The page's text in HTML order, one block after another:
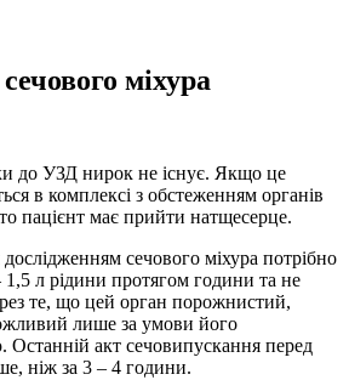
міхура
до УЗД нирок не існує. Якщо це
в комплексі з обстеженням органів
пацієнт має прийти натщесерце.
сечового міхура потрібно
л рідини протягом години та не
те, що цей орган порожнистий,
лише за умови його
Останній акт сечовипускання перед
ніж за 3 – 4 години.